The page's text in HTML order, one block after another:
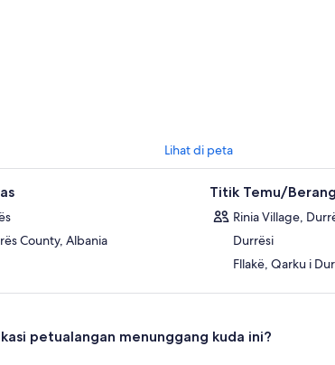
Lihat di peta
County, Albania
Titik Temu/
Rinia Village,
Durrësi
Fllakë, Qarku i
petualangan menunggang kuda ini?